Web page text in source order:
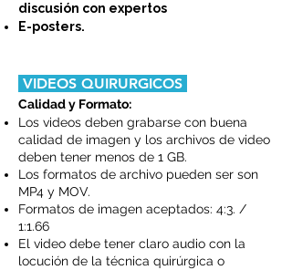
discusión con expertos
E-posters.
VIDEOS QUIRURGICOS
Calidad y Formato:
Los videos deben grabarse con buena
calidad de imagen y los archivos de video
deben tener menos de 1 GB.
Los formatos de archivo pueden ser son
MP4 y MOV.
Formatos de imagen aceptados: 4:3. /
1:1.66
El video debe tener claro audio con la
locución de la técnica quirúrgica o